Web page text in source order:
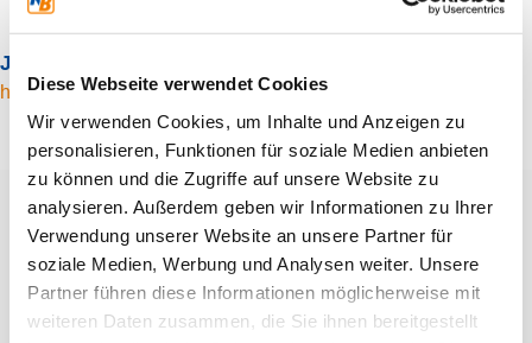
Diese Webseite verwendet Cookies
Wir verwenden Cookies, um Inhalte und Anzeigen zu
personalisieren, Funktionen für soziale Medien anbieten
zu können und die Zugriffe auf unsere Website zu
analysieren. Außerdem geben wir Informationen zu Ihrer
Verwendung unserer Website an unsere Partner für
soziale Medien, Werbung und Analysen weiter. Unsere
Partner führen diese Informationen möglicherweise mit
weiteren Daten zusammen, die Sie ihnen bereitgestellt
Jetzt bewerben:
hamburg@kb-servicepoint.de